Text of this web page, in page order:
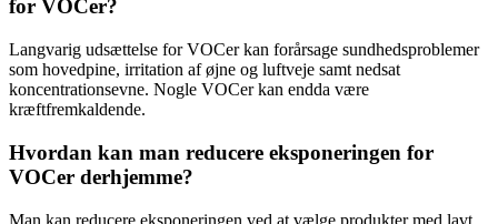
for VOCer?
Langvarig udsættelse for VOCer kan forårsage sundhedsproblemer
som hovedpine, irritation af øjne og luftveje samt nedsat
koncentrationsevne. Nogle VOCer kan endda være
kræftfremkaldende.
Hvordan kan man reducere eksponeringen for
VOCer derhjemme?
Man kan reducere eksponeringen ved at vælge produkter med lavt